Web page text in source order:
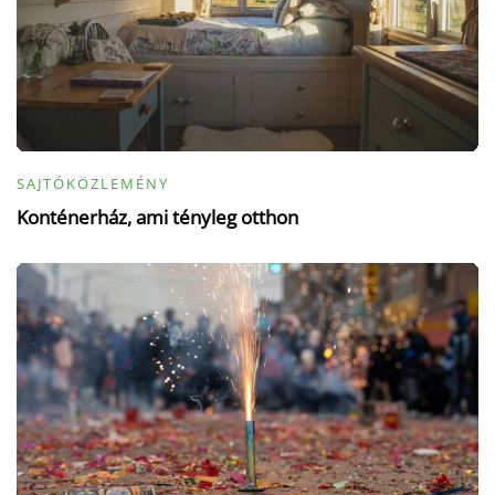
SAJTÓKÖZLEMÉNY
Konténerház, ami tényleg otthon